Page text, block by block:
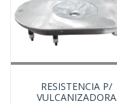
RESISTENCIA P/
VULCANIZADORA